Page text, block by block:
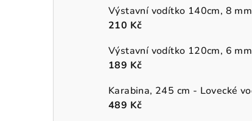
Výstavní vodítko 140cm, 8 mm
210 Kč
Výstavní vodítko 120cm, 6 mm
189 Kč
489 Kč